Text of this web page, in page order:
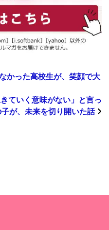
かった高校生が、笑顔で大
ていく意味がない」と言っ
が、未来を切り開いた話